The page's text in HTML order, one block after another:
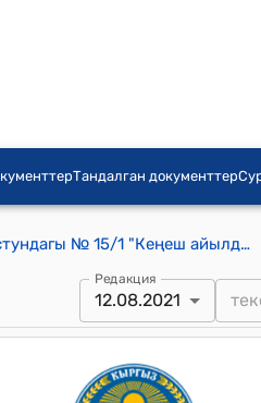
Тандалган документтер
Кеңеш айылдык кеңешинин 2021-жылдын 12-августундагы № 15/1 "Кеңеш айылдык аймагында муниципалдык ишканасын түзүү жөнүндө" токтому
Редакция
12.08.2021